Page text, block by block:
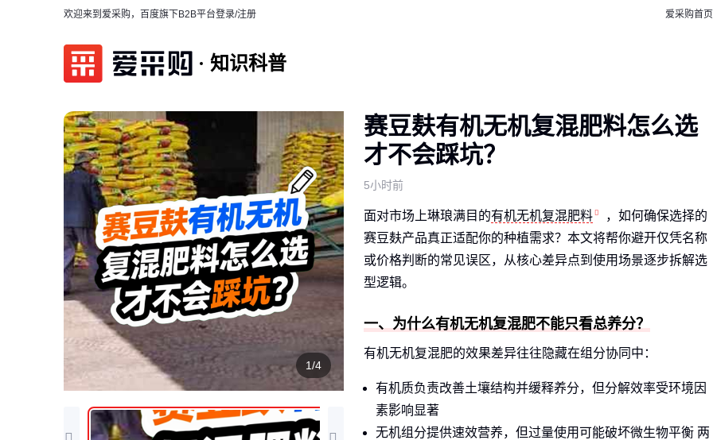
欢迎来到爱采购，百度旗下B2B平台登录/注册 爱采购首页
知识科普
1/4
赛豆麸有机无机复混肥料怎么选
才不会踩坑？
5小时前
面对市场上琳琅满目的有机无机复混肥料
，如何确保选择的
赛豆麸产品真正适配你的种植需求？本文将帮你避开仅凭名称
或价格判断的常见误区，从核心差异点到使用场景逐步拆解选
型逻辑。
一、为什么有机无机复混肥不能只看总养分？
有机无机复混肥的效果差异往往隐藏在组分协同中：
有机质负责改善土壤结构并缓释养分，但分解效率受环境因
素影响显著
无机组分提供速效营养，但过量使用可能破坏微生物平衡 两